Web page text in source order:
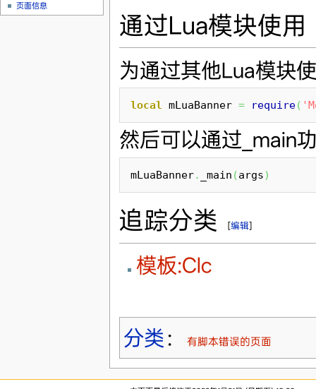
通过Lua模块使用
为通过其他Lua模块
local mLuaBanner = require(
然后可以通过_main
mLuaBanner. _main (args)
追踪分类 [编辑]
模板:Clc
分类 ： 有脚本错误的页面
页面信息